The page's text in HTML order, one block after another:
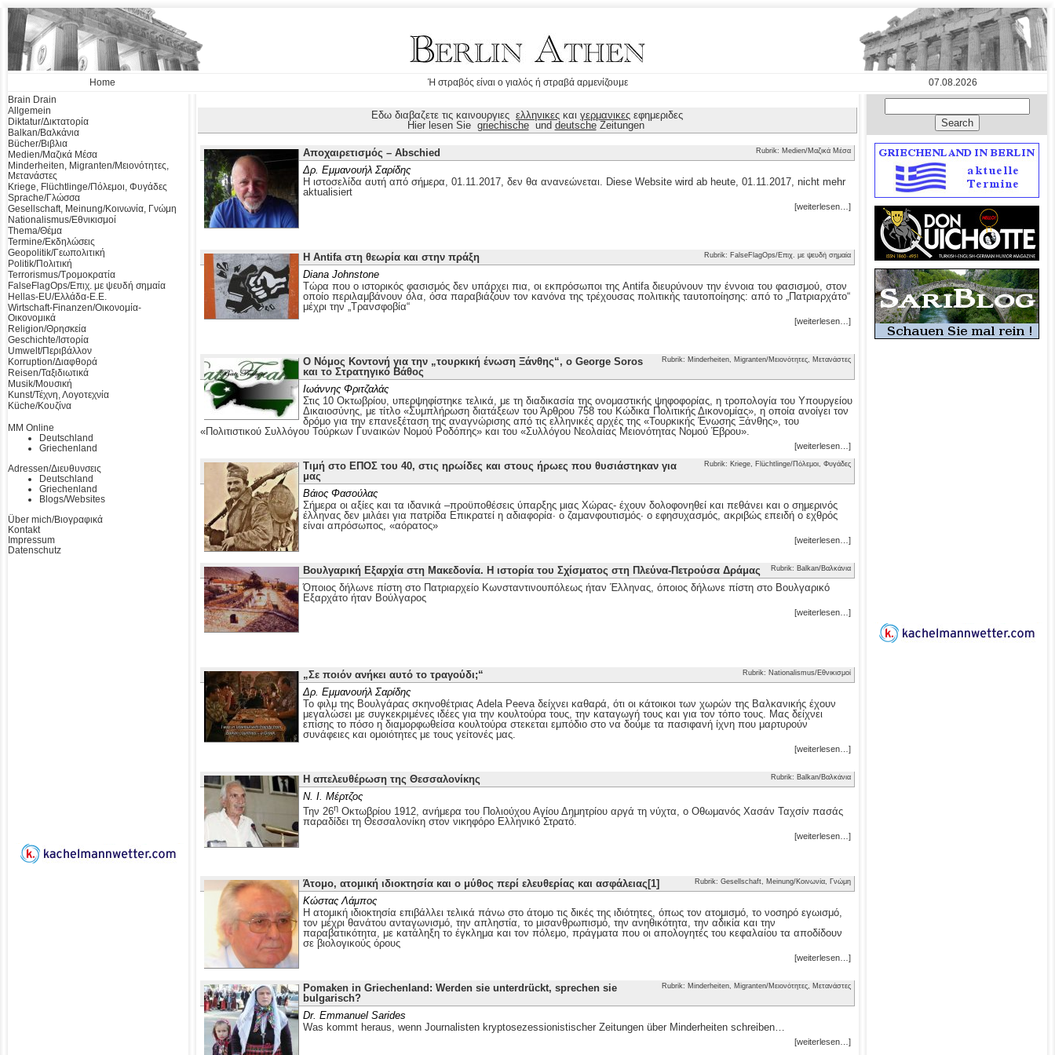
Home Ή στραβός είναι ο γιαλός ή στραβά αρμενίζουμε
07.08.2026
Brain Drain
Allgemein
Diktatur/Δικτατορία
Balkan/Βαλκάνια
Bücher/Βιβλια
Medien/Μαζικά Μέσα
Minderheiten, Migranten/Μειονότητες,
Μετανάστες
Kriege, Flüchtlinge/Πόλεμοι, Φυγάδες
Sprache/Γλώσσα
Gesellschaft, Meinung/Κοινωνία, Γνώμη
Nationalismus/Εθνικισμοί
Thema/Θέμα
Termine/Εκδηλώσεις
Geopolitik/Γεωπολιτική
Politik/Πολιτική
Terrorismus/Τρομοκρατία
FalseFlagOps/Επιχ. με ψευδή σημαία
Hellas-EU/Ελλάδα-Ε.Ε.
Wirtschaft-Finanzen/Οικονομία-
Οικονομικά
Religion/Θρησκεία
Geschichte/Ιστορία
Umwelt/Περιβάλλον
Korruption/Διαφθορά
Reisen/Ταξιδιωτικά
Musik/Μουσική
Kunst/Τέχνη, Λογοτεχνία
Küche/Κουζίνα
MM Online
Deutschland
Griechenland
Adressen/Διευθυνσεις
Deutschland
Griechenland
Blogs/Websites
Über mich/Βιογραφικά
Kontakt
Impressum
Datenschutz
Εδω διαβαζετε τις καινουργιες ελληνικες και γερμανικες εφημεριδες
Hier lesen Sie griechischeund deutscheZeitungen
Rubrik: Medien/Μαζικά Μέσα
Αποχαιρετισμός – Abschied
Δρ. Εμμανουήλ Σαρίδης
Η ιστοσελίδα αυτή από σήμερα, 01.11.2017, δεν θα ανανεώνεται. Diese Website wird ab heute, 01.11.2017, nicht mehr
aktualisiert
[weiterlesen…]
Rubrik: FalseFlagOps/Επιχ. με ψευδή σημαία
Η Antifa στη θεωρία και στην πράξη
Diana Johnstone
Τώρα που ο ιστορικός φασισμός δεν υπάρχει πια, οι εκπρόσωποι της Antifa διευρύνουν την έννοια του φασισμού, στον
οποίο περιλαμβάνουν όλα, όσα παραβιάζουν τον κανόνα της τρέχουσας πολιτικής ταυτοποίησης: από το „Πατριαρχάτο“
μέχρι την „Τρανσφοβία“
[weiterlesen…]
Rubrik: Minderheiten, Migranten/Μειονότητες, Μετανάστες
Ο Νόμος Κοντονή για την „τουρκική ένωση Ξάνθης“, ο George Soros
και το Στρατηγικό Βάθος
Ιωάννης Φριτζαλάς
Στις 10 Οκτωβρίου, υπερψηφίστηκε τελικά, με τη διαδικασία της ονομαστικής ψηφοφορίας, η τροπολογία του Υπουργείου
Δικαιοσύνης, με τίτλο «Συμπλήρωση διατάξεων του Άρθρου 758 του Κώδικα Πολιτικής Δικονομίας», η οποία ανοίγει τον
δρόμο για την επανεξέταση της αναγνώρισης από τις ελληνικές αρχές της «Τουρκικής Ένωσης Ξάνθης», του
«Πολιτιστικού Συλλόγου Τούρκων Γυναικών Νομού Ροδόπης» και του «Συλλόγου Νεολαίας Μειονότητας Νομού Έβρου».
[weiterlesen…]
Rubrik: Kriege, Flüchtlinge/Πόλεμοι, Φυγάδες
Τιμή στο ΕΠΟΣ του 40, στις ηρωίδες και στους ήρωες που θυσιάστηκαν για
μας
Βάιος Φασούλας
Σήμερα οι αξίες και τα ιδανικά –προϋποθέσεις ύπαρξης μιας Χώρας- έχουν δολοφονηθεί και πεθάνει και ο σημερινός
έλληνας δεν μιλάει για πατρίδα Επικρατεί η αδιαφορία· ο ζαμανφουτισμός· ο εφησυχασμός, ακριβώς επειδή ο εχθρός
είναι απρόσωπος, «αόρατος»
[weiterlesen…]
Rubrik: Balkan/Βαλκάνια
Βουλγαρική Εξαρχία στη Μακεδονία. Η ιστορία του Σχίσματος στη Πλεύνα-Πετρούσα Δράμας
Όποιος δήλωνε πίστη στο Πατριαρχείο Κωνσταντινουπόλεως ήταν Έλληνας, όποιος δήλωνε πίστη στο Βουλγαρικό
Εξαρχάτο ήταν Βούλγαρος
[weiterlesen…]
Rubrik: Nationalismus/Εθνικισμοί
„Σε ποιόν ανήκει αυτό το τραγούδι;“
Δρ. Εμμανουήλ Σαρίδης
Το φιλμ της Βουλγάρας σκηνοθέτριας Adela Peeva δείχνει καθαρά, ότι οι κάτοικοι των χωρών της Βαλκανικής έχουν
μεγαλώσει με συγκεκριμένες ιδέες για την κουλτούρα τους, την καταγωγή τους και για τον τόπο τους. Μας δείχνει
επίσης το πόσο η διαμορφωθείσα κουλτούρα στεκεται εμπόδιο στο να δούμε τα πασιφανή ίχνη που μαρτυρούν
συνάφειες και ομοιότητες με τους γείτονές μας.
[weiterlesen…]
Rubrik: Balkan/Βαλκάνια
Η απελευθέρωση της Θεσσαλονίκης
Ν. Ι. Μέρτζος
Την 26η Οκτωβρίου 1912, ανήμερα του Πολιούχου Αγίου Δημητρίου αργά τη νύχτα, ο Οθωμανός Χασάν Ταχσίν πασάς
παραδίδει τη Θεσσαλονίκη στον νικηφόρο Ελληνικό Στρατό.
[weiterlesen…]
Rubrik: Gesellschaft, Meinung/Κοινωνία, Γνώμη
Άτομο, ατομική ιδιοκτησία και ο μύθος περί ελευθερίας και ασφάλειας[1]
Κώστας Λάμπος
Η ατομική ιδιοκτησία επιβάλλει τελικά πάνω στο άτομο τις δικές της ιδιότητες, όπως τον ατομισμό, το νοσηρό εγωισμό,
τον μέχρι θανάτου ανταγωνισμό, την απληστία, το μισανθρωπισμό, την ανηθικότητα, την αδικία και την
παραβατικότητα, με κατάληξη το έγκλημα και τον πόλεμο, πράγματα που οι απολογητές του κεφαλαίου τα αποδίδουν
σε βιολογικούς όρους
[weiterlesen…]
Rubrik: Minderheiten, Migranten/Μειονότητες, Μετανάστες
Pomaken in Griechenland: Werden sie unterdrückt, sprechen sie
bulgarisch?
Dr. Emmanuel Sarides
Was kommt heraus, wenn Journalisten kryptosezessionistischer Zeitungen über Minderheiten schreiben…
[weiterlesen…]